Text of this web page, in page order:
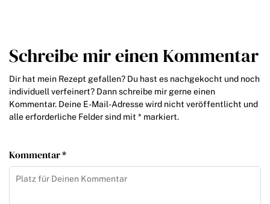
Schreibe mir einen Kommentar
Dir hat mein Rezept gefallen? Du hast es nachgekocht und noch
individuell verfeinert? Dann schreibe mir gerne einen
Kommentar. Deine E-Mail-Adresse wird nicht veröffentlicht und
alle erforderliche Felder sind mit * markiert.
Kommentar *